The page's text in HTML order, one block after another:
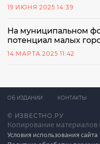
19 ИЮНЯ 2025 14:39
На муниципальном
потенциал малых
14 МАРТА 2025 11:42
© ИЗВЕСТНО.РУ
Копирование материалов
Условия использования сайта
ОБ ИЗДАНИИ КОНТАКТЫ